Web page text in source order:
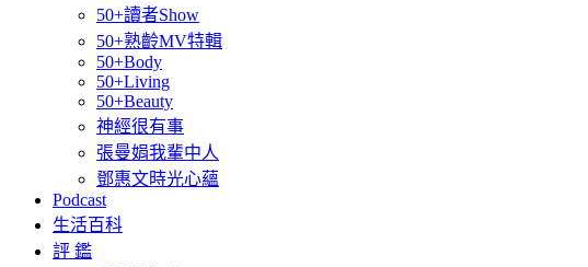
50+讀者Show
50+熟齡MV特輯
50+Body
50+Living
50+Beauty
神經很有事
張曼娟我輩中人
鄧惠文時光心蘊
Podcast
生活百科
評 鑑